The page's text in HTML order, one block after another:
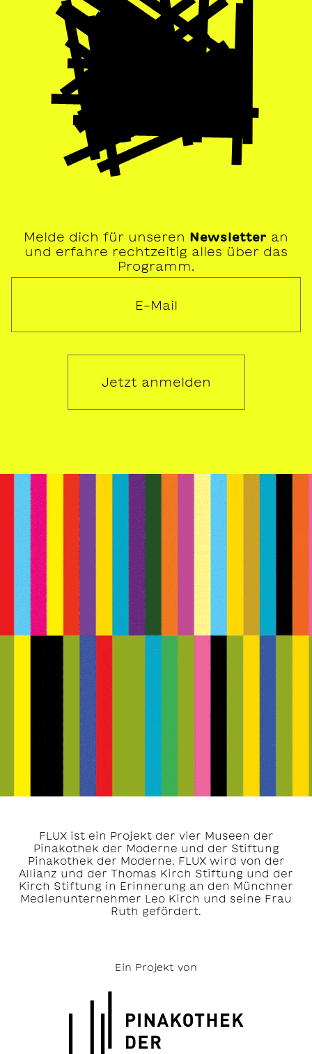
Melde dich für unseren Newsletter an
und erfahre rechtzeitig alles über das
Programm.
FLUX ist ein Projekt der vier Museen der
Pinakothek der Moderne und der Stiftung
Pinakothek der Moderne. FLUX wird von der
Allianz und der Thomas Kirch Stiftung und der
Kirch Stiftung in Erinnerung an den Münchner
Medienunternehmer Leo Kirch und seine Frau
Ruth gefördert.
Ein Projekt von